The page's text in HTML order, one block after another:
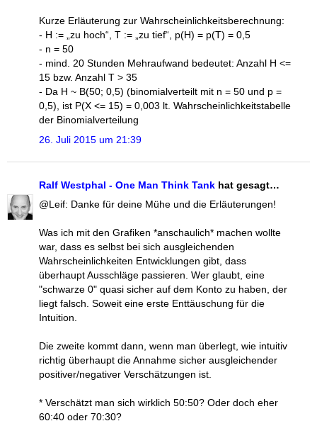
Kurze Erläuterung zur Wahrscheinlichkeitsberechnung:
- H := „zu hoch“, T := „zu tief“, p(H) = p(T) = 0,5
- n = 50
- mind. 20 Stunden Mehraufwand bedeutet: Anzahl H <=
15 bzw. Anzahl T > 35
- Da H ~ B(50; 0,5) (binomialverteilt mit n = 50 und p =
0,5), ist P(X <= 15) = 0,003 lt. Wahrscheinlichkeitstabelle
der Binomialverteilung
26. Juli 2015 um 21:39
Ralf Westphal - One Man Think Tank hat gesagt…
@Leif: Danke für deine Mühe und die Erläuterungen!
Was ich mit den Grafiken *anschaulich* machen wollte
war, dass es selbst bei sich ausgleichenden
Wahrscheinlichkeiten Entwicklungen gibt, dass
überhaupt Ausschläge passieren. Wer glaubt, eine
"schwarze 0" quasi sicher auf dem Konto zu haben, der
liegt falsch. Soweit eine erste Enttäuschung für die
Intuition.
Die zweite kommt dann, wenn man überlegt, wie intuitiv
richtig überhaupt die Annahme sicher ausgleichender
positiver/negativer Verschätzungen ist.
* Verschätzt man sich wirklich 50:50? Oder doch eher
60:40 oder 70:30?